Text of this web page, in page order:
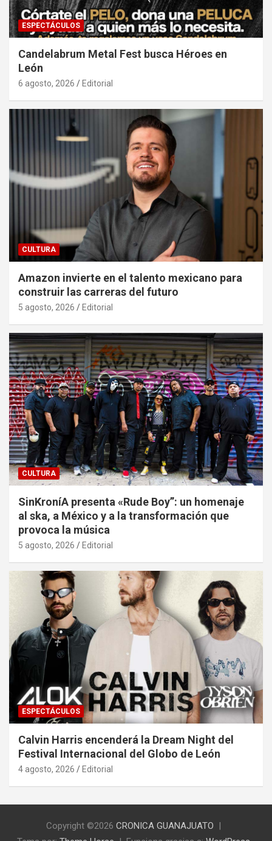
ESPECTÁCULOS
Candelabrum Metal Fest busca Héroes en
León
6 agosto, 2026 Editorial
CULTURA
Amazon invierte en el talento mexicano para
construir las carreras del futuro
5 agosto, 2026 Editorial
CULTURA
SinKroníA presenta «Rude Boy”: un homenaje
al ska, a México y a la transformación que
provoca la música
5 agosto, 2026 Editorial
ESPECTÁCULOS
Calvin Harris encenderá la Dream Night del
Festival Internacional del Globo de León
4 agosto, 2026 Editorial
Copyright ©2026 CRONICA GUANAJUATO